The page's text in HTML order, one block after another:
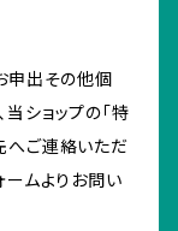
申出その他個
ショップの「特
へご連絡いただ
ームよりお問い